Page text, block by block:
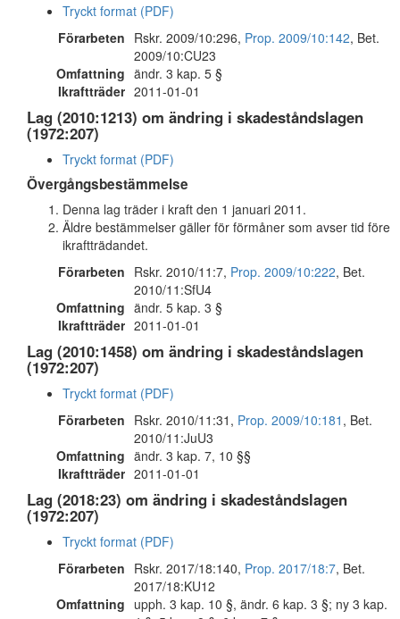
Tryckt format (PDF)
Förarbeten Rskr. 2009/10:296, Prop. 2009/10:142, Bet.
2009/10:CU23
Omfattning ändr. 3 kap. 5 §
Ikraftträder 2011-01-01
Lag (2010:1213) om ändring i skadeståndslagen
(1972:207)
Tryckt format (PDF)
Övergångsbestämmelse
Denna lag träder i kraft den 1 januari 2011.
Äldre bestämmelser gäller för förmåner som avser tid före
ikraftträdandet.
Förarbeten Rskr. 2010/11:7, Prop. 2009/10:222, Bet.
2010/11:SfU4
Omfattning ändr. 5 kap. 3 §
Ikraftträder 2011-01-01
Lag (2010:1458) om ändring i skadeståndslagen
(1972:207)
Tryckt format (PDF)
Förarbeten Rskr. 2010/11:31, Prop. 2009/10:181 , Bet.
2010/11:JuU3
Omfattning ändr. 3 kap. 7, 10 §§
Ikraftträder 2011-01-01
Lag (2018:23) om ändring i skadeståndslagen
(1972:207)
Tryckt format (PDF)
Förarbeten Rskr. 2017/18:140, Prop. 2017/18:7, Bet.
2017/18:KU12
Omfattning upph. 3 kap. 10 §, ändr. 6 kap. 3 §; ny 3 kap.